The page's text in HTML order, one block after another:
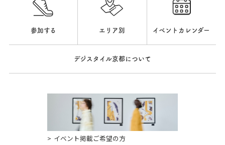
参加する エリア別 イベントカレンダー
デジスタイル京都について
イベント掲載ご希望の方